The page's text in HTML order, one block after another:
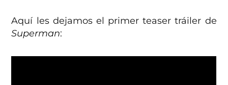
Aquí les dejamos el primer teaser tráiler de
Superman: